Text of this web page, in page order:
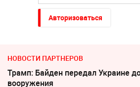
Авторизоваться
НОВОСТИ ПАРТНЕРОВ
Трамп: Байден передал Украине
вооружения